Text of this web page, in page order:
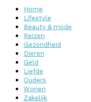
Home
Lifestyle
Beauty & mode
Reizen
Gezondheid
Dieren
Geld
Liefde
Ouders
Wonen
Zakelijk